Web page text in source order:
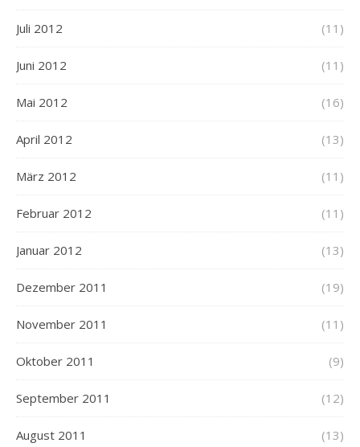
Juli 2012 (11)
Juni 2012 (11)
Mai 2012 (16)
April 2012 (13)
März 2012 (11)
Februar 2012 (11)
Januar 2012 (13)
Dezember 2011 (19)
November 2011 (11)
Oktober 2011 (9)
September 2011 (12)
August 2011 (13)